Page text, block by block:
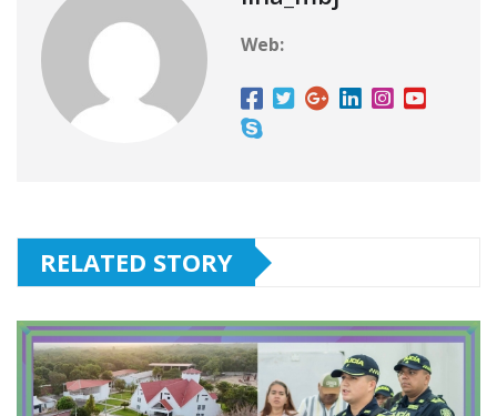
Web:
RELATED STORY